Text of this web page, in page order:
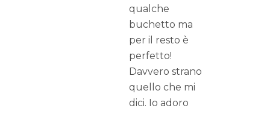
qualche
buchetto ma
per il resto è
perfetto!
Davvero strano
quello che mi
dici. Io adoro